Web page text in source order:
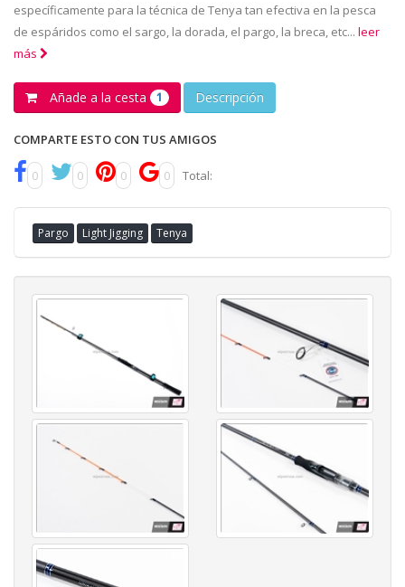
específicamente para la técnica de Tenya tan efectiva en la pesca
de espáridos como el sargo, la dorada, el pargo, la breca, etc... leer
más
Añade a la cesta 1 Descripción
COMPARTE ESTO CON TUS AMIGOS
0 0 0 0 Total:
Pargo Light Jigging Tenya